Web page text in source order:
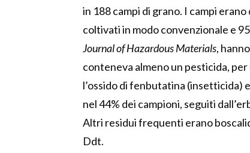
in 188 campi di grano. I campi
coltivati in modo convenzionale e
Journal of Hazardous Materials,
conteneva almeno un pesticida,
l’ossido di fenbutatina (insetticida)
nel 44% dei campioni, seguiti
Altri residui frequenti erano
Ddt.